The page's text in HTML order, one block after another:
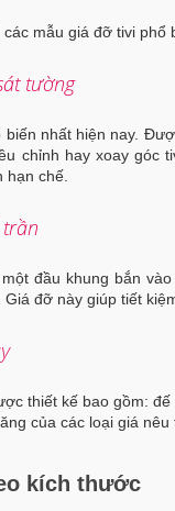
mẫu giá đỡ tivi phổ
tường
biến nhất hiện nay.
chỉnh hay xoay góc
hạn chế.
đầu khung bắn
đỡ này giúp tiết
thiết kế bao gồm:
của các loại giá
kích thước